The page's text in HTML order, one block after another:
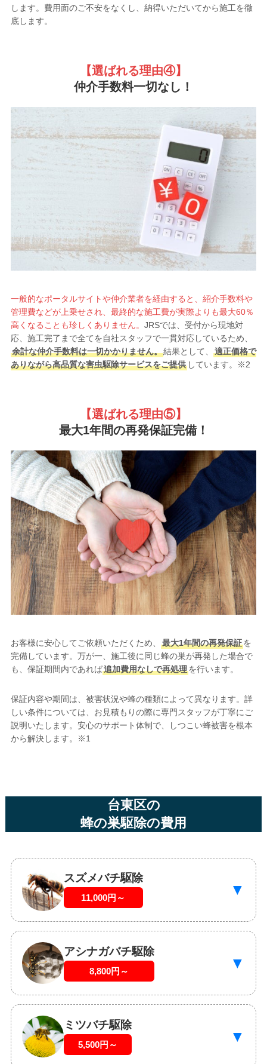
します。費用面のご不安をなくし、納得いただいてから施工を徹
底します。
【選ばれる理由④】
仲介手数料一切なし！
一般的なポータルサイトや仲介業者を経由すると、紹介手数料や
管理費などが上乗せされ、最終的な施工費が実際よりも最大60％
高くなることも珍しくありません。 JRSでは、受付から現地対
応、施工完了まで全てを自社スタッフで一貫対応しているため、
余計な仲介手数料は一切かかりません。結果として、
適正価格で
ありながら高品質な害虫駆除サービスをご提供しています。※2
【選ばれる理由⑤】
最大1年間の再発保証完備！
お客様に安心してご依頼いただくため、 最大1年間の再発保証を
完備しています。万が一、施工後に同じ蜂の巣が再発した場合で
も、保証期間内であれば追加費用なしで再処理を行います。
保証内容や期間は、被害状況や蜂の種類によって異なります。詳
しい条件については、お見積もりの際に専門スタッフが丁寧にご
説明いたします。安心のサポート体制で、しつこい蜂被害を根本
から解決します。※1
台東区の
蜂の巣駆除の費用
スズメバチ駆除
11,000円～ ▼
アシナガバチ駆除
8,800円～ ▼
ミツバチ駆除
5,500円～ ▼